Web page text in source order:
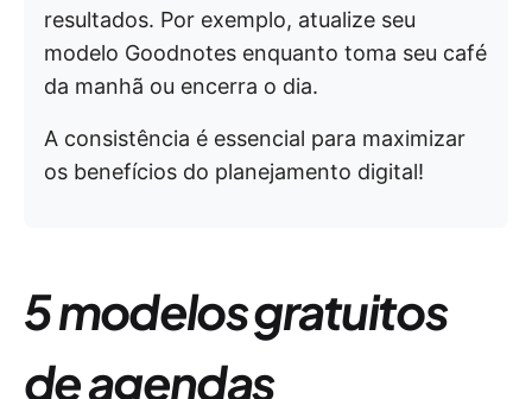
resultados. Por exemplo, atualize seu
modelo Goodnotes enquanto toma seu café
da manhã ou encerra o dia.
A consistência é essencial para maximizar
os benefícios do planejamento digital!
5 modelos gratuitos
de agendas